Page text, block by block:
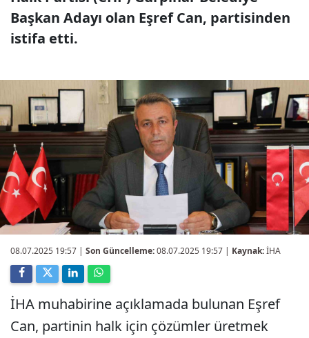
Başkan Adayı olan Eşref Can, partisinden
istifa etti.
08.07.2025 19:57 | Son Güncelleme:08.07.2025 19:57 | Kaynak:İHA
İHA muhabirine açıklamada bulunan Eşref
Can, partinin halk için çözümler üretmek